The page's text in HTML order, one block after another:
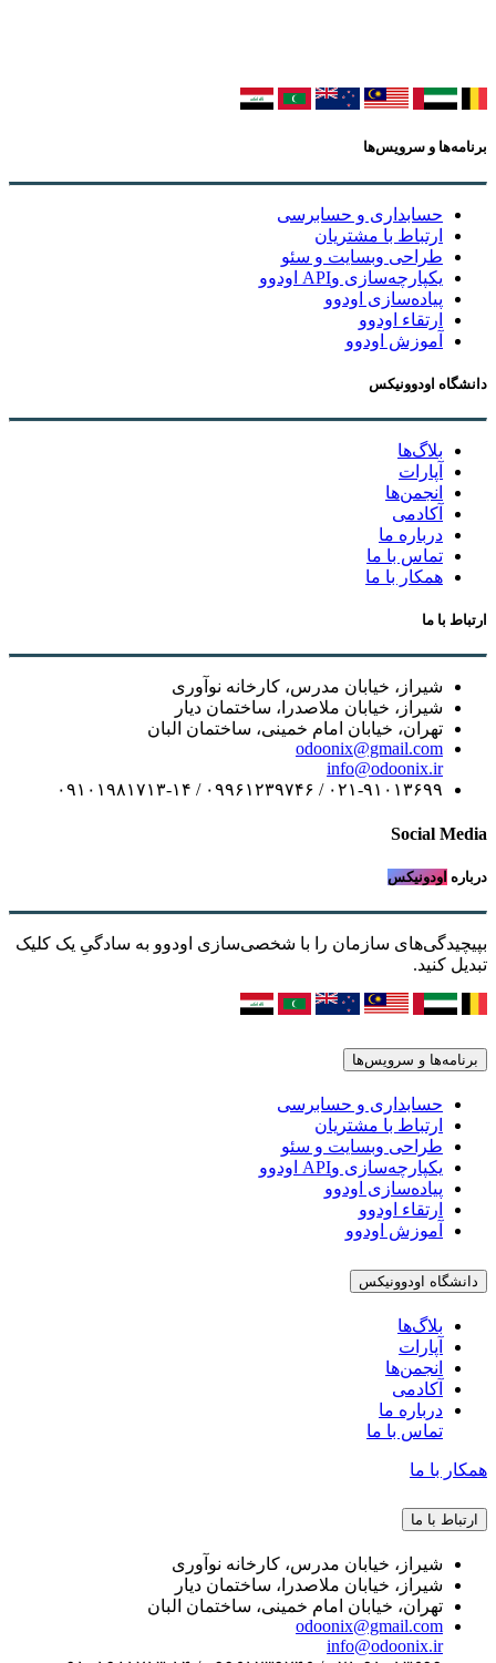
برنامه‌ها و سرویس‌ها
حسابداری و حسابرسی
ارتباط با مشتریان
طراحی وبسایت و سئو
یکپارچه‌سازی وAPI اودوو
پیاده‌سازی اودوو
ارتقاء اودوو
آموزش اودوو
دانشگاه اودوونیکس
بلاگ‌ها
آپارات
انجمن‌ها
آکادمی
درباره ما
تماس با ما
همکار با ما
ارتباط با ما
شیراز، خیابان مدرس، کارخانه نوآوری
شیراز، خیابان ملاصدرا، ساختمان دیار
تهران، خیابان امام خمینی، ساختمان البان
odoonix@gmail.com
info@odoonix.ir
۰۲۱-۹۱۰۱۳۶۹۹ / ۰۹۹۶۱۲۳۹۷۴۶ / ۰۹۱۰۱۹۸۱۷۱۳-۱۴
Social Media
درباره اودونیکس
بپیچیدگی‌های سازمان را با شخصی‌سازی اودوو به سادگیِ یک کلیک
تبدیل کنید.
برنامه‌ها و سرویس‌ها
حسابداری و حسابرسی
ارتباط با مشتریان
طراحی وبسایت و سئو
یکپارچه‌سازی وAPI اودوو
پیاده‌سازی اودوو
ارتقاء اودوو
آموزش اودوو
دانشگاه اودوونیکس
بلاگ‌ها
آپارات
انجمن‌ها
آکادمی
درباره ما
تماس با ما
همکار با ما
ارتباط با ما
شیراز، خیابان مدرس، کارخانه نوآوری
شیراز، خیابان ملاصدرا، ساختمان دیار
تهران، خیابان امام خمینی، ساختمان البان
odoonix@gmail.com
info@odoonix.ir